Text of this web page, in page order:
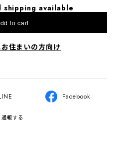
available
to cart
住まいの方向け
Facebook
通報する